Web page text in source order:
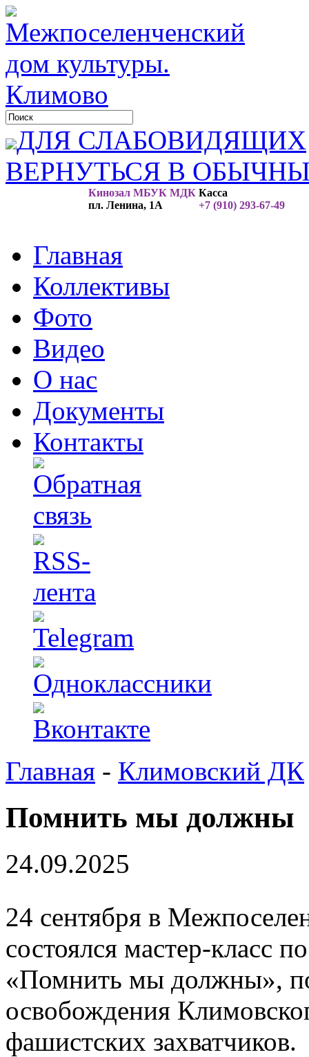
ДЛЯ СЛАБОВИДЯЩИХ
ВЕРНУТЬСЯ В
Кинозал МБУК МДК
пл. Ленина, 1А
Касса
+7 (910) 293-67-49
Главная
Коллективы
Фото
Видео
О нас
Документы
Контакты
Главная - Климовский ДК
Помнить мы должны
24.09.2025
24 сентября в
состоялся мастер-класс
«Помнить мы должны»,
освобождения
фашистских захватчиков.